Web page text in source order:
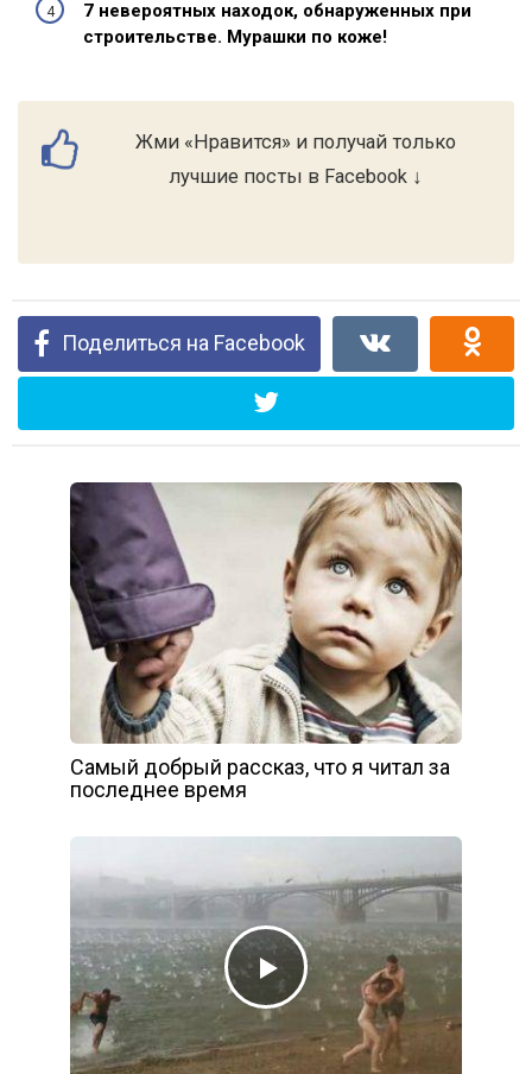
7 невероятных находок, обнаруженных при
строительстве. Мурашки по коже!
Жми «Нравится» и получай только
лучшие посты в Facebook ↓
Поделиться на Facebook
Самый добрый рассказ, что я читал за
последнее время